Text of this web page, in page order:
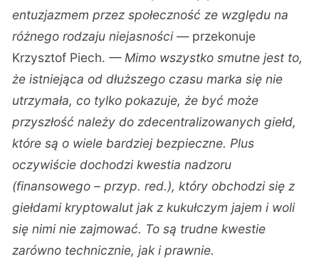
entuzjazmem przez społeczność ze względu na
różnego rodzaju niejasności —przekonuje
Krzysztof Piech.— Mimo wszystko smutne jest to,
że istniejąca od dłuższego czasu marka się nie
utrzymała, co tylko pokazuje, że być może
przyszłość należy do zdecentralizowanych giełd,
które są o wiele bardziej bezpieczne. Plus
oczywiście dochodzi kwestia nadzoru
(finansowego – przyp. red.), który obchodzi się z
giełdami kryptowalut jak z kukułczym jajem i woli
się nimi nie zajmować. To są trudne kwestie
zarówno technicznie, jak i prawnie.